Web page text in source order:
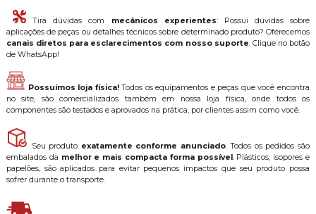
Tira dúvidas com mecânicos experientes: Possui dúvidas sobre
aplicações de peças ou detalhes técnicos sobre determinado produto? Oferecemos
canais diretos para esclarecimentos com nosso suporte. Clique no botão
de WhatsApp!
Possuímos loja física!Todos os equipamentos e peças que você encontra
no site, são comercializados também em nossa loja física, onde todos os
componentes são testados e aprovados na prática, por clientes assim como você.
Seu produto exatamente conforme anunciado. Todos os pedidos são
embalados da melhor e mais compacta forma possível . Plásticos, isopores e
papelões, são aplicados para evitar pequenos impactos que seu produto possa
sofrer durante o transporte.